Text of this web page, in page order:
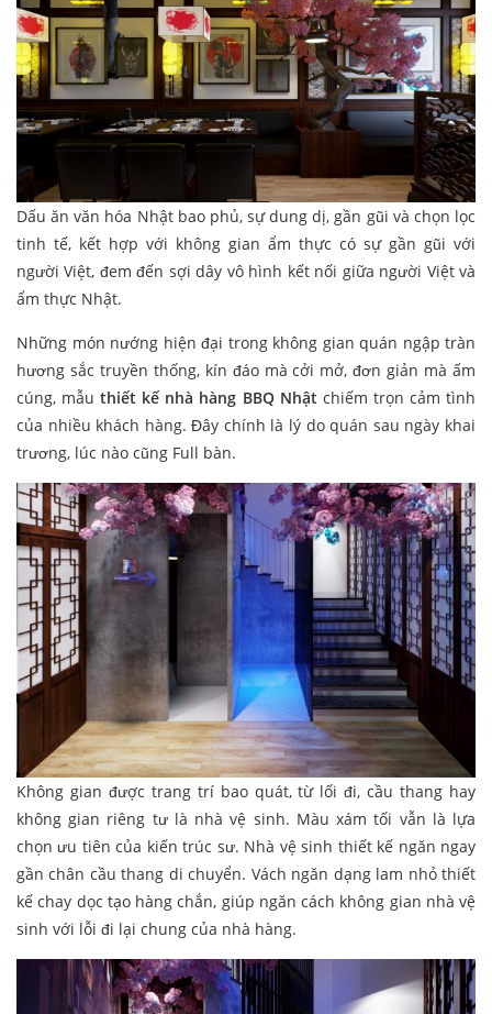
Dấu ăn văn hóa Nhật bao phủ, sự dung dị, gần gũi và chọn lọc
tinh tế, kết hợp với không gian ẩm thực có sự gần gũi với
người Việt, đem đến sợi dây vô hình kết nối giữa người Việt và
ẩm thực Nhật.
Những món nướng hiện đại trong không gian quán ngập tràn
hương sắc truyền thống, kín đáo mà cởi mở, đơn giản mà ấm
cúng, mẫuthiết kế nhà hàng BBQ Nhật chiếm trọn cảm tình
của nhiều khách hàng. Đây chính là lý do quán sau ngày khai
trương, lúc nào cũng Full bàn.
Không gian được trang trí bao quát, từ lối đi, cầu thang hay
không gian riêng tư là nhà vệ sinh. Màu xám tối vẫn là lựa
chọn ưu tiên của kiến trúc sư. Nhà vệ sinh thiết kế ngăn ngay
gần chân cầu thang di chuyển. Vách ngăn dạng lam nhỏ thiết
kế chay dọc tạo hàng chắn, giúp ngăn cách không gian nhà vệ
sinh với lỗi đi lại chung của nhà hàng.